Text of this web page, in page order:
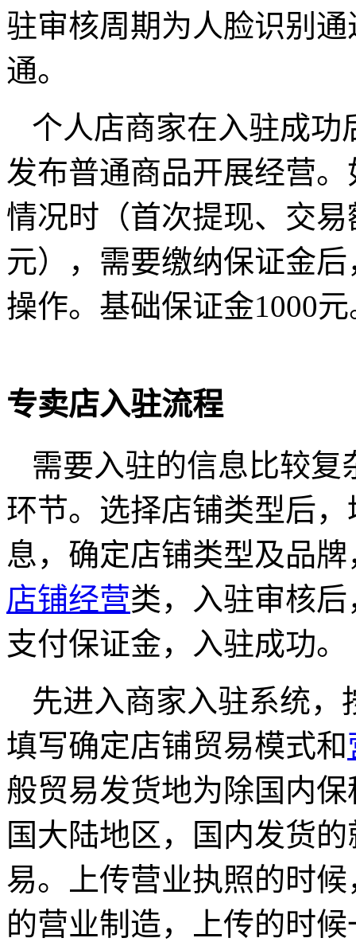
驻审核周期为人脸识别
通。
个人店商家在入驻成功
发布普通商品开展经营
情况时（首次提现、交易
元），需要缴纳保证金
操作。基础保证金1000
专卖店入驻流程
需要入驻的信息比较复
环节。选择店铺类型后
息，确定店铺类型及品
店铺经营类，入驻审核
支付保证金，入驻成功。
先进入商家入驻系统，
填写确定店铺贸易模式和
般贸易发货地为除国内
国大陆地区，国内发货
易。上传营业执照的时
的营业制造，上传的时